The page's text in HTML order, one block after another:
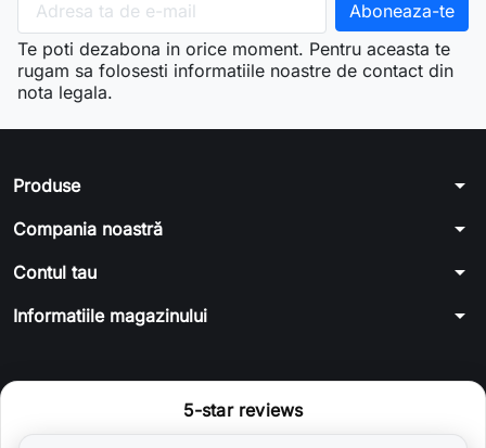
Te poti dezabona in orice moment. Pentru aceasta te
rugam sa folosesti informatiile noastre de contact din
nota legala.
Produse arrow_drop_down
Compania noastră arrow_drop_down
Contul tau arrow_drop_down
Informatiile magazinului arrow_drop_down
5-star reviews